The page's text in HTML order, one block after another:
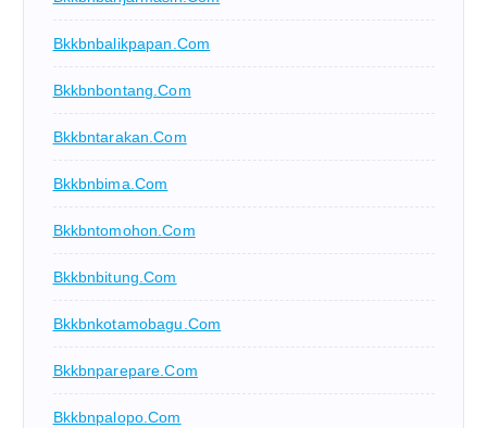
Bkkbnbalikpapan.com
Bkkbnbontang.com
Bkkbntarakan.com
Bkkbnbima.com
Bkkbntomohon.com
Bkkbnbitung.com
Bkkbnkotamobagu.com
Bkkbnparepare.com
Bkkbnpalopo.com